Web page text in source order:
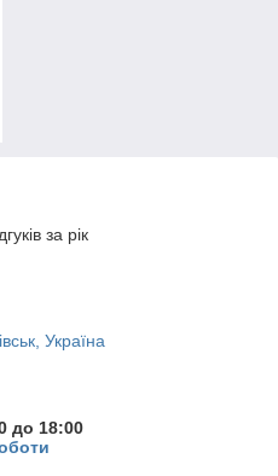
за рік
Україна
до 18:00